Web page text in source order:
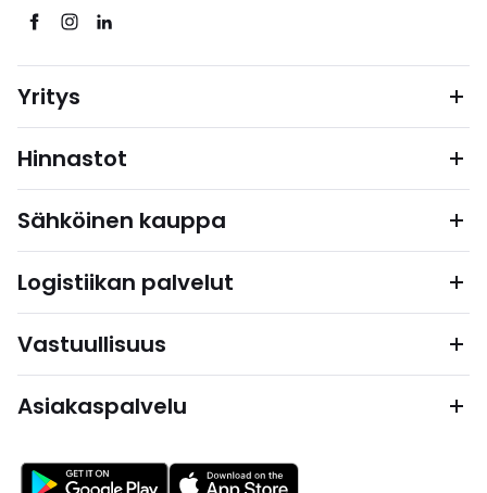
Yritys
Hinnastot
Sähköinen kauppa
Logistiikan palvelut
Vastuullisuus
Asiakaspalvelu